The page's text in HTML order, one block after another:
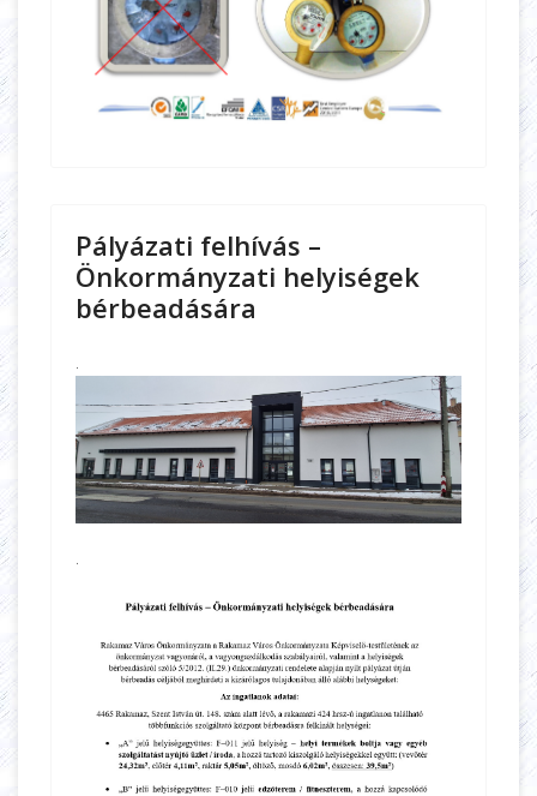
Pályázati felhívás –
Önkormányzati helyiségek
bérbeadására
.
.